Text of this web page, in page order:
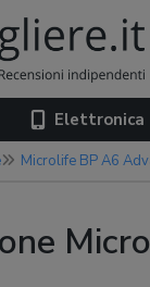
Elettronica
Microlife BP A6